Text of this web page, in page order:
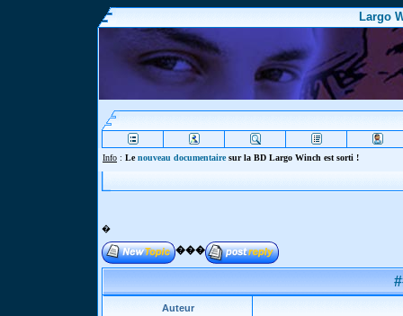
Largo
Info : Lenouveau documentairesur la BD Largo Winch est sorti !
�
���
Auteur